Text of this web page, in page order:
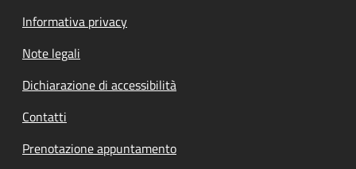
Informativa privacy
Note legali
Dichiarazione di accessibilità
Contatti
Prenotazione appuntamento